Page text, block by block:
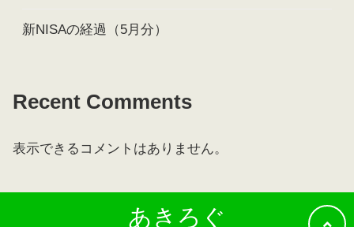
新NISAの経過（5月分）
Recent Comments
表示できるコメントはありません。
あきろぐ